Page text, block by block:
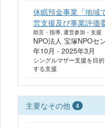
休眠預金事業「地域
営支援及び事業評価
助言・指導, 運営参加・支援
NPO法人 宝塚NPOセ
年10月 - 2025年3月
シングルマザー支援を目
する支援
主要なその他 4